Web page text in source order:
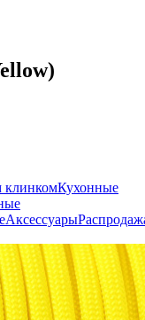
клинкомКухонные
Аксессуары